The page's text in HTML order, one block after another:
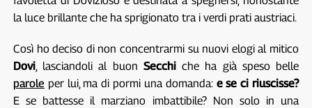
la luce brillante che ha sprigionato tra i verdi prati austriaci.
Così ho deciso di non concentrarmi su nuovi elogi al mitico
Dovi, lasciandoli al buon Secchiche ha già speso belle
parole per lui, ma di pormi una domanda: e se ci riuscisse?
E se battesse il marziano imbattibile? Non solo in una